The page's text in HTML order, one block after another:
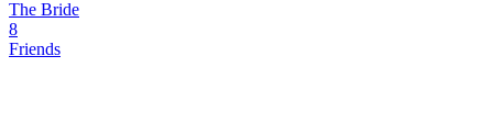
The Bride
8
Friends